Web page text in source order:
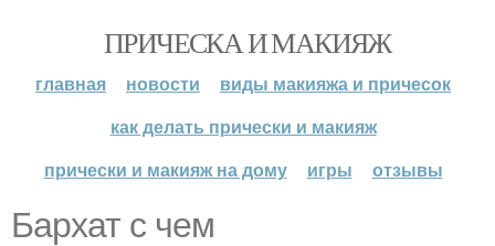
ПРИЧЕСКА И МАКИЯЖ
главная новости
виды макияжа и причесок
как делать прически и макияж
прически и макияж на дому
игры отзывы
Бархат с чем